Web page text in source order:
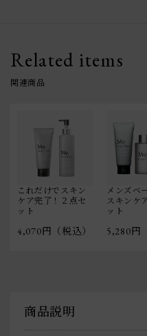
Related items
関連商品
これだけでスキン
ケア完了！２点セ
ット
4,070円（税込）
メンズベ
スキンケ
ット
5,280円
商品説明